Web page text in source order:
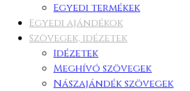
Egyedi termékek
Egyedi ajándékok
Szövegek, idézetek
Idézetek
Meghívó szövegek
Nászajándék szövegek